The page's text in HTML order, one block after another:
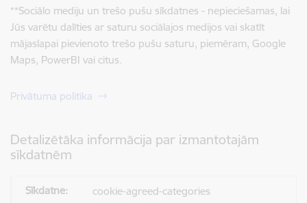
**Sociālo mediju un trešo pušu sīkdatnes - nepieciešamas, lai
Jūs varētu dalīties ar saturu sociālajos medijos vai skatīt
mājaslapai pievienoto trešo pušu saturu, piemēram, Google
Maps, PowerBI vai citus.
Privātuma politika
Detalizētāka informācija par izmantotajām
sīkdatnēm
cookie-agreed-categories